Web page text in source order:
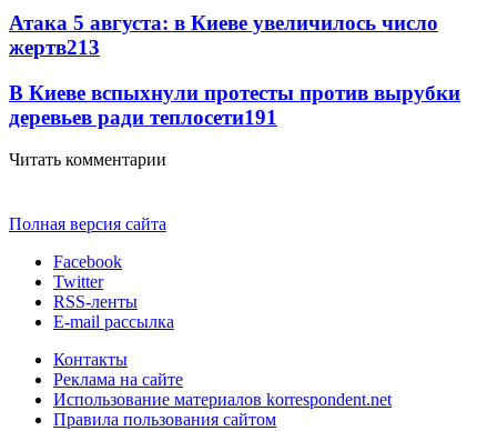
Атака 5 августа: в Киеве увеличилось число
жертв213
В Киеве вспыхнули протесты против вырубки
деревьев ради теплосети191
Читать комментарии
Полная версия сайта
Facebook
Twitter
RSS-ленты
E-mail рассылка
Контакты
Реклама на сайте
Использование материалов korrespondent.net
Правила пользования сайтом